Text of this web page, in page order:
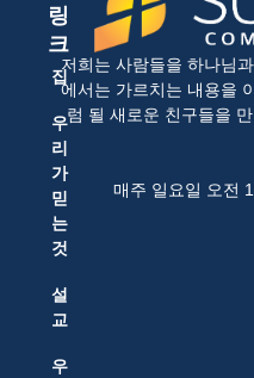
링
크
집
우
리
가
믿
는
것
설
교
우
저희는 사람들을 하나님
에서는 가르치는 내용을
럼 될 새로운 친구들을
매주 일요일 오전